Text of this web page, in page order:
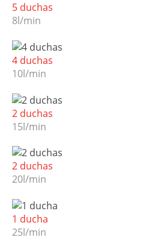
5 duchas
8l/min
4 duchas
10l/min
2 duchas
15l/min
2 duchas
20l/min
1 ducha
25l/min